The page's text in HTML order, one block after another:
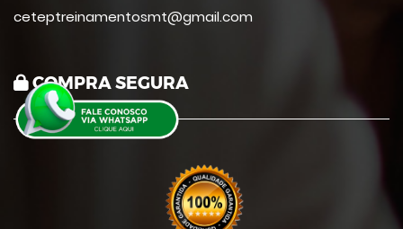
ceteptreinamentosmt@gmail.com
COMPRA SEGURA